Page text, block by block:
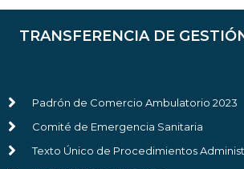
TRANSFERENCIA DE
Padrón de Comercio Ambulatorio 2023
Comité de Emergencia Sanitaria
Texto Único de Procedimientos